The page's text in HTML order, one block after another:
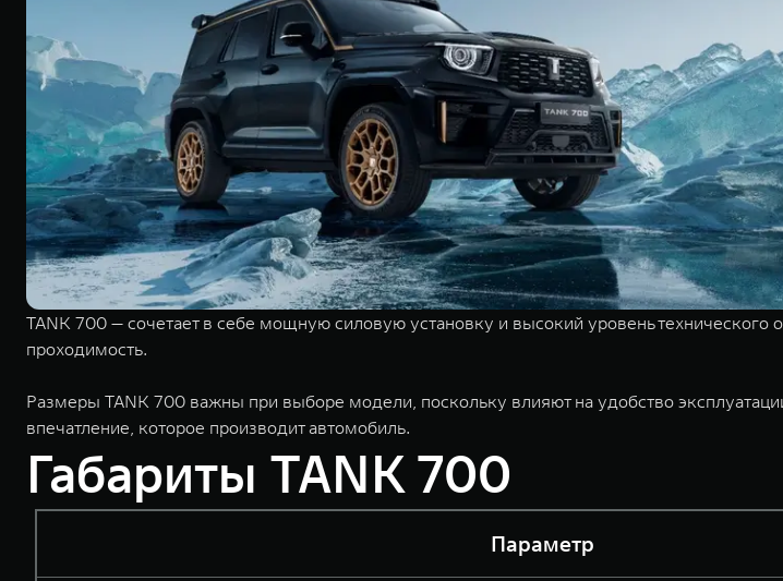
TANK 700 — сочетает в себе мощную силовую установку и высокий уровень
проходимость.
Размеры TANK 700 важны при выборе модели, поскольку влияют на удобство
впечатление, которое производит автомобиль.
Габариты TANK 700
Параметр